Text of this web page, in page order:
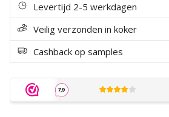
Levertijd 2-5 werkdagen
Veilig verzonden in koker
Cashback op samples